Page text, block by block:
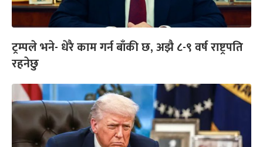
ट्रम्पले भने- धेरै काम गर्न बाँकी छ, अझै ८-९ वर्ष राष्ट्रपति
रहनेछु